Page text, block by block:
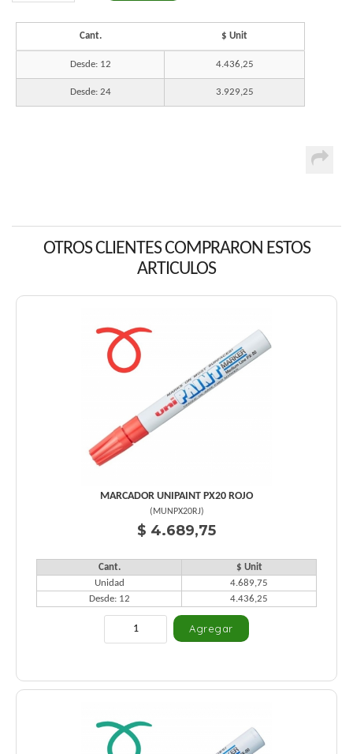
Cant. $ Unit
Desde: 12 4.436,25
Desde: 24 3.929,25
OTROS CLIENTES COMPRARON ESTOS
ARTICULOS
MARCADOR UNIPAINT PX20 ROJO
( MUNPX20RJ)
$ 4.689,75
Cant.
$ Unit
Unidad
4.689,75
Desde: 12
4.436,25